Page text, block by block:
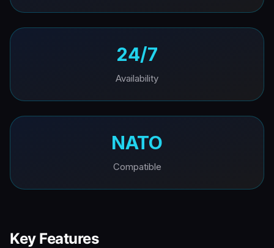
24/7
Availability
NATO
Compatible
Key Features